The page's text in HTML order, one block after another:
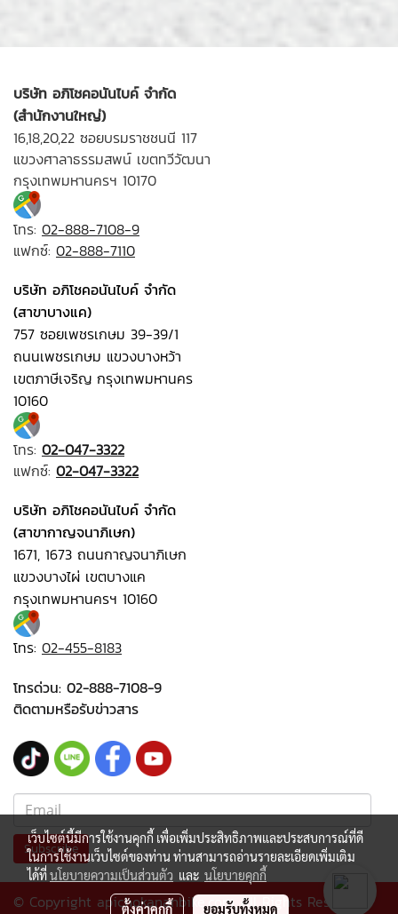
บริษัท อภิโชคอนันไบค์ จำกัด
(สำนักงานใหญ่)
16,18,20,22 ซอยบรมราชชนนี 117
แขวงศาลาธรรมสพน์ เขตทวีวัฒนา
กรุงเทพมหานครฯ 10170
โทร: 02-888-7108-9
แฟกซ์: 02-888-7110
บริษัท อภิโชคอนันไบค์ จำกัด
(สาขาบางแค)
757 ซอยเพชรเกษม 39-39/1
ถนนเพชรเกษม แขวงบางหว้า
เขตภาษีเจริญ กรุงเทพมหานคร
10160
โทร: 02-047-3322
แฟกซ์: 02-047-3322
บริษัท อภิโชคอนันไบค์ จำกัด
(สาขากาญจนาภิเษก)
1671, 1673 ถนนกาญจนาภิเษก
แขวงบางไผ่ เขตบางแค
กรุงเทพมหานครฯ 10160
โทร: 02-455-8183
โทรด่วน: 02-888-7108-9
ติดตามหรือรับข่าวสาร
Subscribe
© Copyright apichokananbike.com All Rights Reserved
เว็บไซต์นี้มีการใช้งานคุกกี้ เพื่อเพิ่มประสิทธิภาพและประสบการณ์ที่ดี
ในการใช้งานเว็บไซต์ของท่าน ท่านสามารถอ่านรายละเอียดเพิ่มเติม
ได้ที่นโยบายความเป็นส่วนตัว และ นโยบายคุกกี้
ตั้งค่าคุกกี้ ยอมรับทั้งหมด